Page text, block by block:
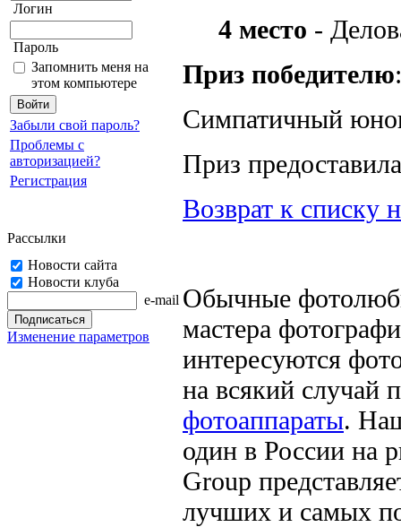
Логин
Пароль
Запомнить меня на
этом компьютере
Забыли свой пароль?
Проблемы с
авторизацией?
Регистрация
Рассылки
Новости сайта
Новости клуба
e-mail
Изменение параметров
4 место -
Приз победителю:
Симпатичный
Приз
Возврат к списку
Обычные
мастера
интересуются
на всякий случай
фотоаппараты.
один в России на
Group
лучших и самых